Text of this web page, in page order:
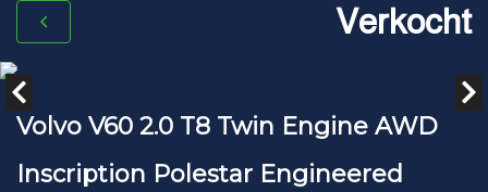
Verkocht
Volvo V60 2.0 T8 Twin Engine AWD
Inscription Polestar Engineered